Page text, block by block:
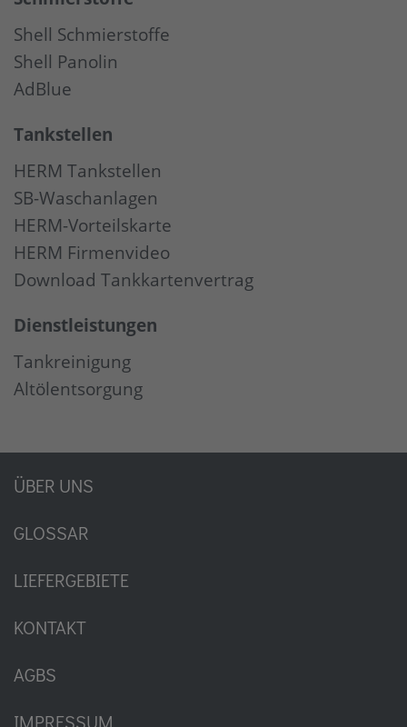
Shell Schmierstoffe
Shell Panolin
AdBlue
Tankstellen
HERM Tankstellen
SB-Waschanlagen
HERM-Vorteilskarte
HERM Firmenvideo
Download Tankkartenvertrag
Dienstleistungen
Tankreinigung
Altölentsorgung
ÜBER UNS
GLOSSAR
LIEFERGEBIETE
KONTAKT
AGBS
IMPRESSUM